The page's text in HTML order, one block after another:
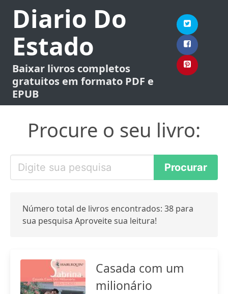
Diario Do
Estado
Baixar livros completos
gratuitos em formato PDF e
EPUB
Procure o seu livro:
Número total de livros encontrados: 38 para
sua pesquisa Aproveite sua leitura!
Casada com um
milionário